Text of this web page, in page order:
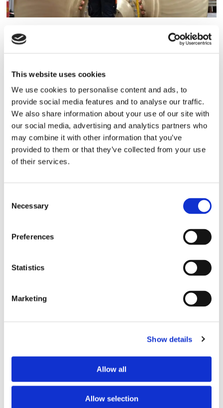
This website uses cookies
We use cookies to personalise content and ads, to
provide social media features and to analyse our traffic.
We also share information about your use of our site with
our social media, advertising and analytics partners who
may combine it with other information that you’ve
provided to them or that they’ve collected from your use
of their services.
Selection
Necessary
Preferences
Statistics
Marketing
Show details
Allow all
Allow selection
Storaffären: Kongsberg
Propulsion
Sirius tar leverans av
nybygge
Lars ”Lasse” Fransén